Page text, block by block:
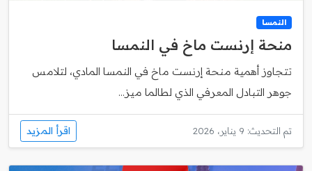
النمسا
منحة إرنست ماخ في النمسا
تتجاوز أهمية منحة إرنست ماخ في النمسا المادي، لتلامس
جوهر التبادل المعرفي الذي لطالما ميز...
تم التحديث: 9 يناير، 2026 اقرأ المزيد